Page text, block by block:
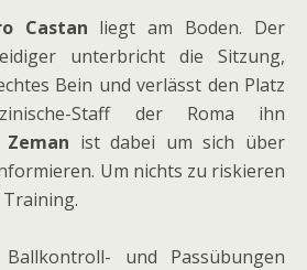
Castan liegt am Boden. Der
unterbricht die Sitzung,
Bein und verlässt den Platz
Staff der Roma ihn
Zeman ist dabei um sich über
Um nichts zu riskieren
Training.
und Passübungen